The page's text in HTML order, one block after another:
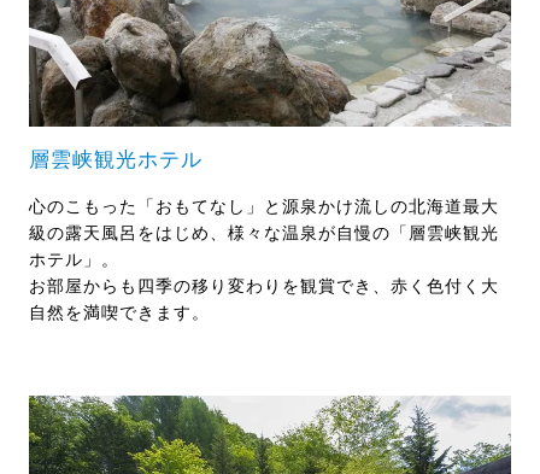
層雲峡観光ホテル
心のこもった「おもてなし」と源泉かけ流しの北海道最大
級の露天風呂をはじめ、様々な温泉が自慢の「層雲峡観光
ホテル」。
お部屋からも四季の移り変わりを観賞でき、赤く色付く大
自然を満喫できます。